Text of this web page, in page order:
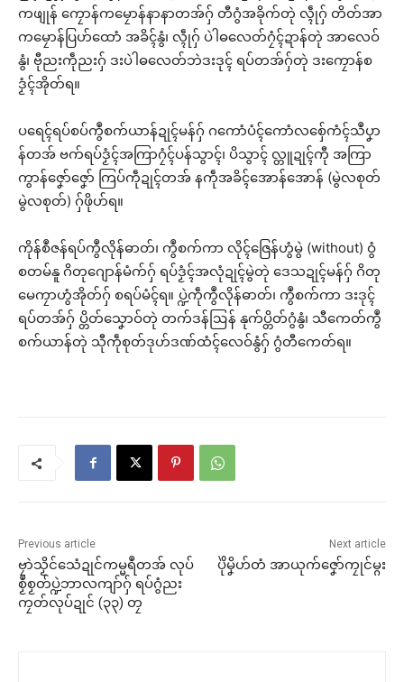
ကဖျုန် ကၠောန်ကမၠောန်နာနာတအ်ဂှ် တီဂွံအခိုက်တုဲ လ္ၚဵုဂှ် တိတ်အာ
ကမၠောန်ပြဟ်ထောံ အခိၚ်နွံ၊ လ္ၚဵုဂှ် ပဲါဓလေတ်ဂၠံၚ်ဍာန်တုဲ အာလေဝ်
နွံ၊ ဗီုညးကဵုညးဂှ် ဒးပဲါဓလေတ်ဘဲဒးဒုၚ် ရပ်တအ်ဂှ်တုဲ ဒးကၠောန်စ
ဒၟံၚ်အိုတ်ရ။
ပရေၚ်ရပ်စပ်ကွဳစက်ယာန်ဍုၚ်မန်ဂှ် ဂကောံပံၚ်ကောံလစှ်ေကံၚ်သဳပၞာ
န်တအ် ဗက်ရပ်ဒၟံၚ်အကြာဂၠံၚ်ပန်သွာၚ်၊ ပိသွာၚ် လ္တူဍုၚ်ကီု အကြာ
ကွာန်ဇၞော်ဇၞော် ကြပ်ကဵုဍုၚ်တအ် နကဵုအခိၚ်အောန်အောန် (မွဲလစုတ်
မွဲလစုတ်) ဂှ်ဖိုဟ်ရ။
ကိုန်စဳဇန်ရပ်ကွဳလိုန်ဓာတ်၊ ကွဳစက်ကာ လိုၚ်ဇြေန်ဟွံမွဲ (without) ဝွံ
စတမ်နူ ဂိတုဂျောန်မံက်ဂှ် ရပ်ဒၟံၚ်အလုံဍုၚ်မွဲတုဲ ဒေသဍုၚ်မန်ဂှ် ဂိတု
မေကၠာဟွံအိုတ်ဂှ် စရပ်မံၚ်ရ။ ပ္ဍဲကဵုကွဳလိုန်ဓာတ်၊ ကွဳစက်ကာ ဒးဒုၚ်
ရပ်တအ်ဂှ် ပ္တိတ်သၞောဝ်တုဲ တက်ဒန်ဩန် နုက်ပ္တိတ်ဂွံနွံ၊ သီကေတ်ကွဳ
စက်ယာန်တုဲ သီုကဵုစုတ်ဒုဟ်ဒဏ်ထံၚ်လေဝ်နွံဂှ် ဂွံတီကေတ်ရ။
Previous article
ဗၠာဲသၟိင်သေံဍုင်ကမ္မရဳတအ် လုပ်
စၟဳစၟတ်ပ္ဍဲဘာလကျာ်ဂှ် ရပ်ဂွံညး
ကၠတ်လုပ်ဍုင် (၃၃) တၠ
Next article
ပိုဲမၞိဟ်တံ အာယုက်ဇၞော်ကၠုင်မ္ဂး